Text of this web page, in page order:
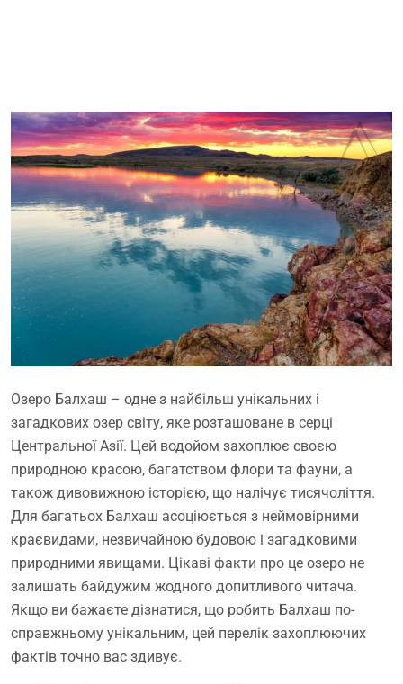
Озеро Балхаш – одне з найбільш унікальних і
загадкових озер світу, яке розташоване в серці
Центральної Азії. Цей водойом захоплює своєю
природною красою, багатством флори та фауни, а
також дивовижною історією, що налічує тисячоліття.
Для багатьох Балхаш асоціюється з неймовірними
краєвидами, незвичайною будовою і загадковими
природними явищами. Цікаві факти про це озеро не
залишать байдужим жодного допитливого читача.
Якщо ви бажаєте дізнатися, що робить Балхаш по-
справжньому унікальним, цей перелік захоплюючих
фактів точно вас здивує.